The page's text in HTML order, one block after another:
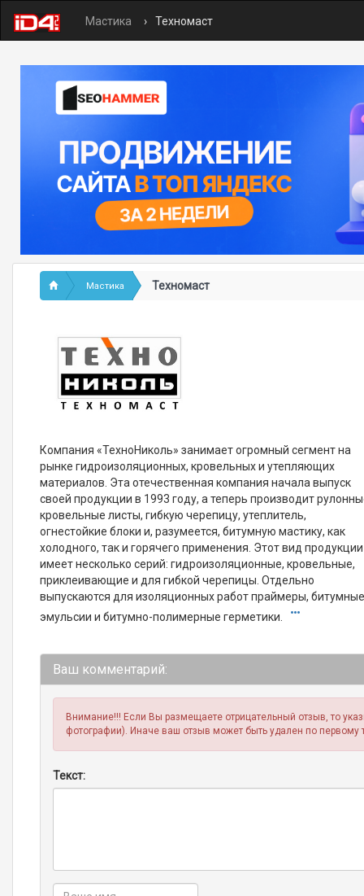
Мастика Техномаст
Мастика Техномаст
Компания «ТехноНиколь» занимает огромный сегмент на
рынке гидроизоляционных, кровельных и утепляющих
материалов. Эта отечественная компания начала выпуск
своей продукции в 1993 году, а теперь производит
кровельные листы, гибкую черепицу, утеплитель,
огнестойкие блоки и, разумеется, битумную мастику, как
холодного, так и горячего применения. Этот вид продукции
имеет несколько серий: гидроизоляционные, кровельные,
приклеивающие и для гибкой черепицы. Отдельно
выпускаются для изоляционных работ праймеры,
эмульсии и битумно-полимерные герметики.
Ваш комментарий:
Внимание!!! Если Вы размещаете отрицательный отзыв, то
фотографии). Иначе ваш отзыв может быть удален по первому
Текст: